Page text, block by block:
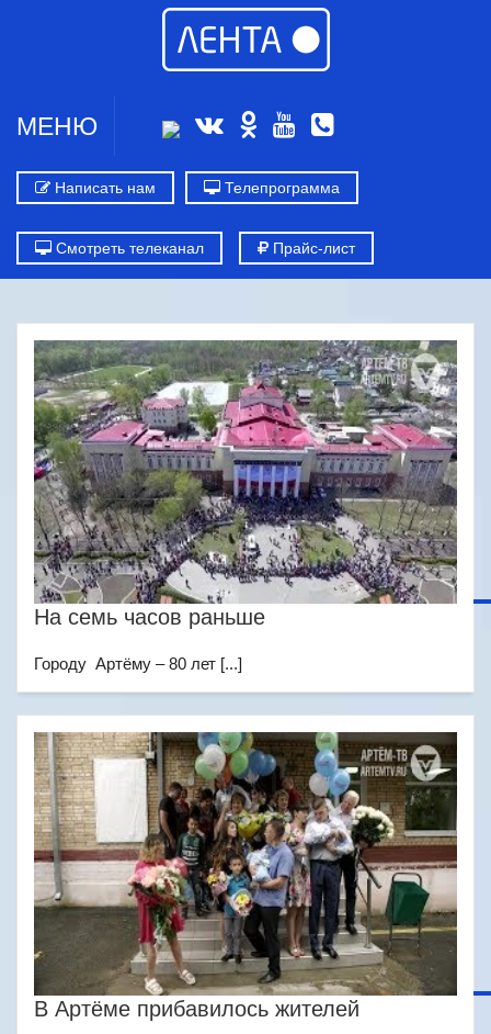
МЕНЮ
Написать нам Телепрограмма
Смотреть телеканал Прайс-лист
На семь часов раньше
Городу Артёму – 80 лет [...]
В Артёме прибавилось жителей